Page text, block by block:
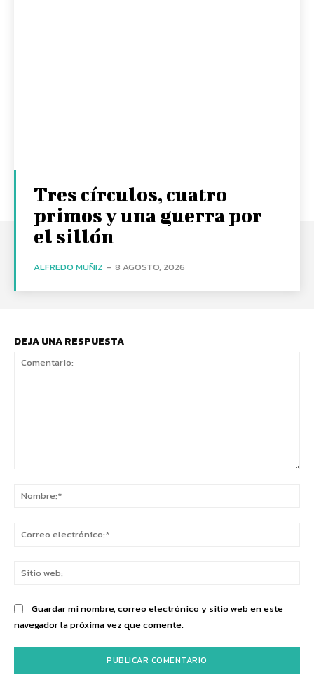
Tres círculos, cuatro
primos y una guerra por
el sillón
ALFREDO MUÑIZ - 8 AGOSTO, 2026
DEJA UNA RESPUESTA
Guardar mi nombre, correo electrónico y sitio web en este
navegador la próxima vez que comente.